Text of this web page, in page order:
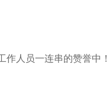
人员一连串的赞誉中！